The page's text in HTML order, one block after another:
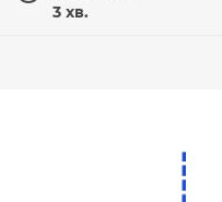
3 хв.